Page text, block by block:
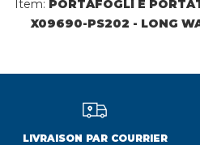
Item: PORTAFOGLI E
X09690-PS202 - LONG
LIVRAISON PAR COURRIER